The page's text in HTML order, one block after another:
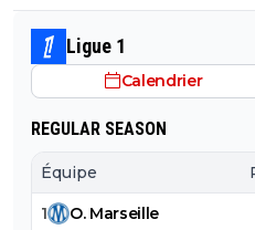
salaire. S'il veut vraiment
Ligue 1
Calendrier
REGULAR SEASON
Équipe
1 O. Marseille